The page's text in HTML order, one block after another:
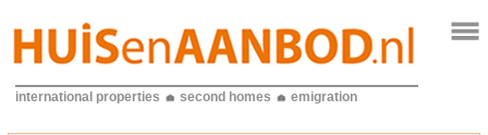
international properties second homes emigration